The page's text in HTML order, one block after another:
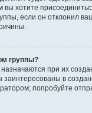
вы хотите
если он отклонил
группы?
при их
в
попробуйте